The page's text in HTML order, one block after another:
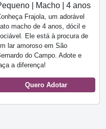
| Macho | 4 anos
Frajola, um adorável
macho de 4 anos, dócil e
Ele está à procura de
lar amoroso em São
do Campo. Adote e
a diferença!
Quero Adotar